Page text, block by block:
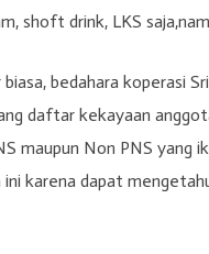
shoft drink, LKS
bedahara koperasi
daftar kekayaan
maupun Non PNS yang
karena dapat